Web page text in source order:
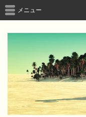
メニュー